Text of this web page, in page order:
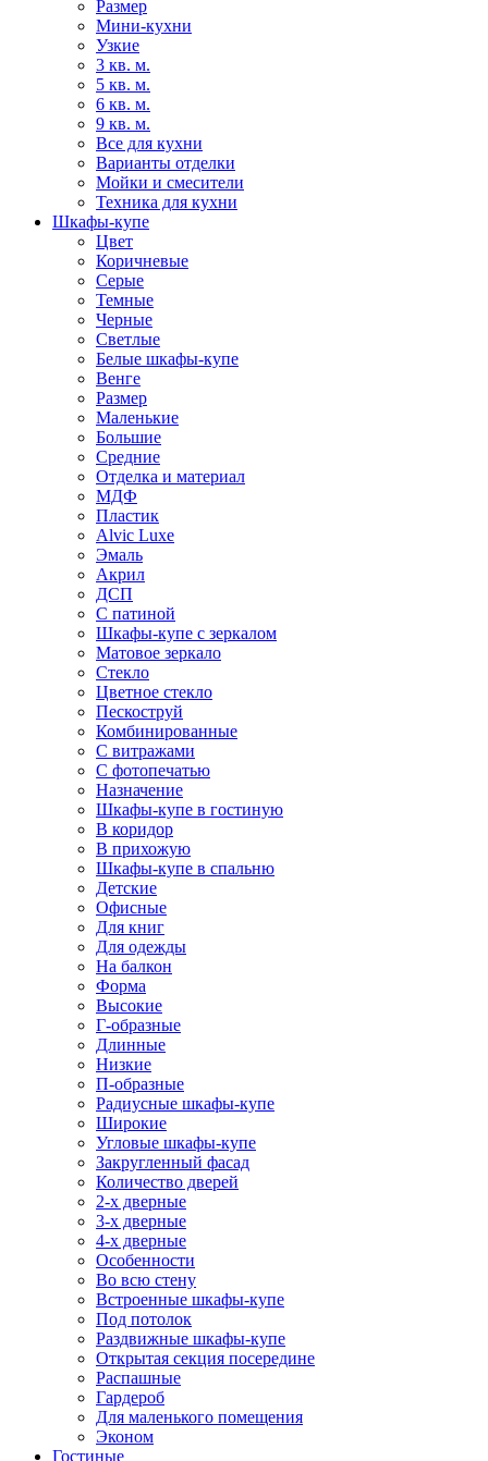
Размер
Мини-кухни
Узкие
3 кв. м.
5 кв. м.
6 кв. м.
9 кв. м.
Все для кухни
Варианты отделки
Мойки и смесители
Техника для кухни
Шкафы-купе
Цвет
Коричневые
Серые
Темные
Черные
Светлые
Белые шкафы-купе
Венге
Размер
Маленькие
Большие
Средние
Отделка и материал
МДФ
Пластик
Alvic Luxe
Эмаль
Акрил
ДСП
С патиной
Шкафы-купе с зеркалом
Матовое зеркало
Стекло
Цветное стекло
Пескоструй
Комбинированные
С витражами
С фотопечатью
Назначение
Шкафы-купе в гостиную
В коридор
В прихожую
Шкафы-купе в спальню
Детские
Офисные
Для книг
Для одежды
На балкон
Форма
Высокие
Г-образные
Длинные
Низкие
П-образные
Радиусные шкафы-купе
Широкие
Угловые шкафы-купе
Закругленный фасад
Количество дверей
2-х дверные
3-х дверные
4-х дверные
Особенности
Во всю стену
Встроенные шкафы-купе
Под потолок
Раздвижные шкафы-купе
Открытая секция посередине
Распашные
Гардероб
Для маленького помещения
Эконом
Гостиные